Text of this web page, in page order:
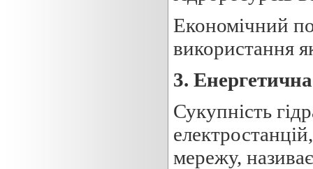
Економічний
використання
3.
Сукупність
мережу,